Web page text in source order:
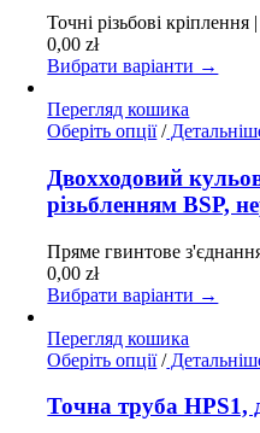
можна
на
товару
Точні різьбові кріплення
0,00zł
Вибрати варіанти →
Перегляд кошика
Оберіть опції Цей
має
кілька
варіантів.
можна
на
товару
/
Двохходовий
різьбленням BSP,
Пряме гвинтове
0,00zł
Вибрати варіанти →
Перегляд кошика
Оберіть опції Цей
має
/
Точна труба HPS1,